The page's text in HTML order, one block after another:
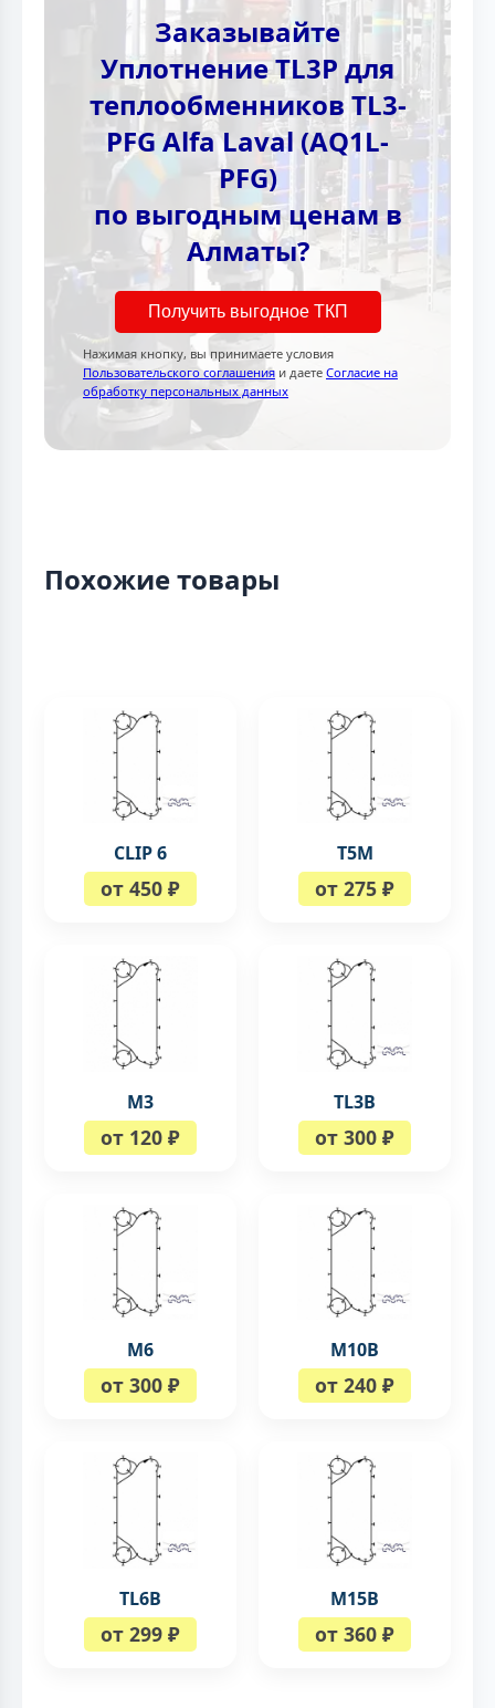
Заказывайте
Уплотнение TL3P для
теплообменников TL3-
PFG Alfa Laval (AQ1L-
PFG)
по выгодным ценам в
Алматы?
Получить выгодное ТКП
Нажимая кнопку, вы принимаете условия
Пользовательского соглашения и даете Согласие на
обработку персональных данных
Похожие товары
CLIP 6
от 450 ₽
Т5М
от 275 ₽
М3
от 120 ₽
TL3B
от 300 ₽
М6
от 300 ₽
M10B
от 240 ₽
TL6B
от 299 ₽
М15В
от 360 ₽